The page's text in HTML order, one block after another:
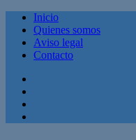
Inicio
Quienes somos
Aviso legal
Contacto